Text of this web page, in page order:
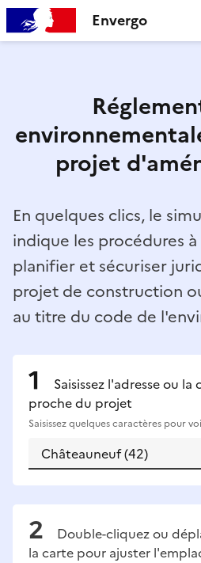
Envergo
projet
En quelques clics, le
indique les procédures
planifier et sécuriser
projet de construction
au titre du code de
Saisissez l'adresse ou
proche du projet
Saisissez quelques caractères pour
Double-cliquez ou
la carte pour ajuster